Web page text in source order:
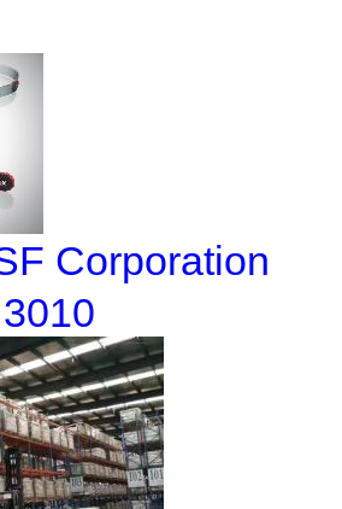
Corporation